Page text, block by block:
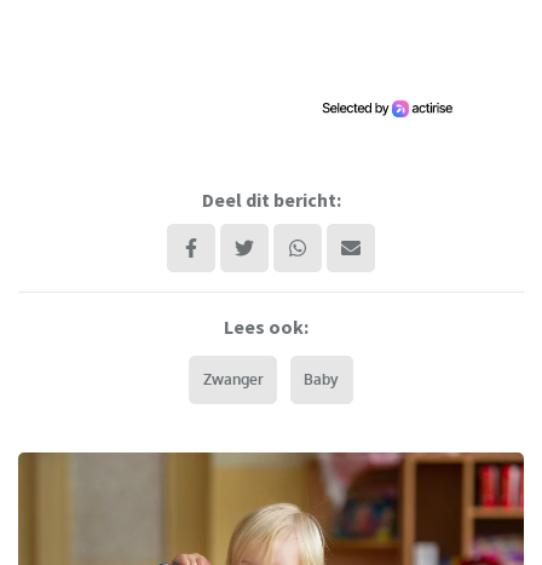
Deel dit bericht:
Lees ook:
Zwanger Baby